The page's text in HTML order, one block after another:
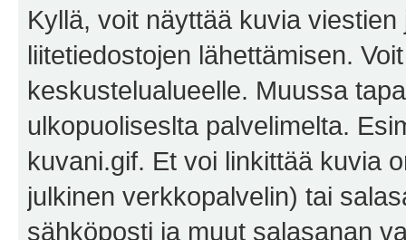
Kyllä, voit näyttää kuvia
liitetiedostojen lähettämisen.
keskustelualueelle. Muussa
ulkopuoliseslta palvelimelta.
kuvani.gif. Et voi linkittää kuvia
julkinen verkkopalvelin) tai
sähköposti ja muut salasanan